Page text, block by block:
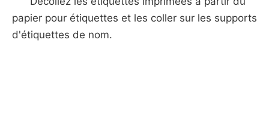
papier pour étiquettes et les coller sur les supports
d'étiquettes de nom.